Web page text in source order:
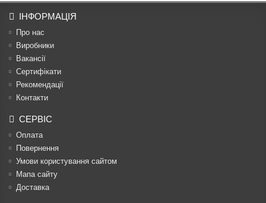
ІНФОРМАЦІЯ
Про нас
Виробники
Вакансії
Сертифікати
Рекомендації
Контакти
СЕРВІС
Оплата
Повернення
Умови користування сайтом
Мапа сайту
Доставка